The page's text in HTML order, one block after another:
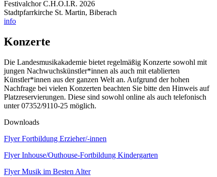
Festivalchor C.H.O.I.R. 2026
Stadtpfarrkirche St. Martin, Biberach
info
Konzerte
Die Landesmusikakademie bietet regelmäßig Konzerte sowohl mit
jungen Nachwuchskünstler*innen als auch mit etablierten
Künstler*innen aus der ganzen Welt an. Aufgrund der hohen
Nachfrage bei vielen Konzerten beachten Sie bitte den Hinweis auf
Platzreservierungen. Diese sind sowohl online als auch telefonisch
unter 07352/9110-25 möglich.
Downloads
Flyer Fortbildung Erzieher/-innen
Flyer Inhouse/Outhouse-Fortbildung Kindergarten
Flyer Musik im Besten Alter